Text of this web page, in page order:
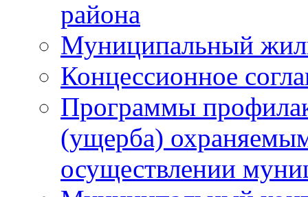
района
Муниципальный
Концессионное
Программы
(ущерба)
осуществлении